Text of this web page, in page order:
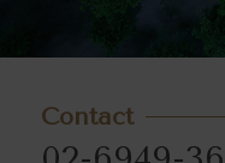
Contact